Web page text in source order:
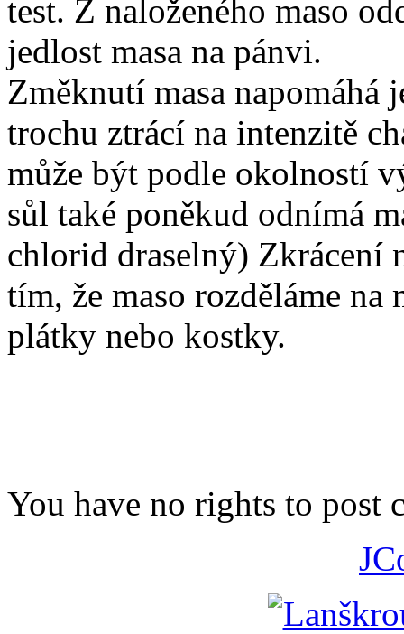
test. Z naloženého maso
jedlost masa na pánvi.
Změknutí masa
trochu ztrácí na intenzitě
může být podle okolností
sůl také poněkud odnímá
chlorid draselný) Zkrácení
tím, že maso rozděláme
plátky nebo kostky.
You have no rights to post